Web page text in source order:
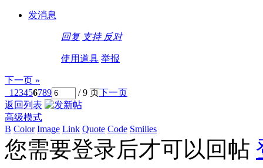
发消息
回复 支持 反对
使用道具 举报
下一页 »
1 23456789 / 9 页下一页
返回列表
高级模式
B Color Image Link Quote Code Smilies
您需要登录后才可以回帖